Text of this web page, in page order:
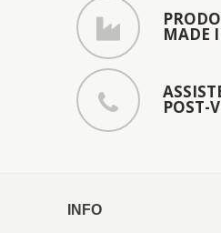
MADE
POST-
INFO